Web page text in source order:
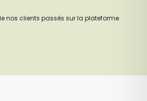
nos clients passés sur la plateforme